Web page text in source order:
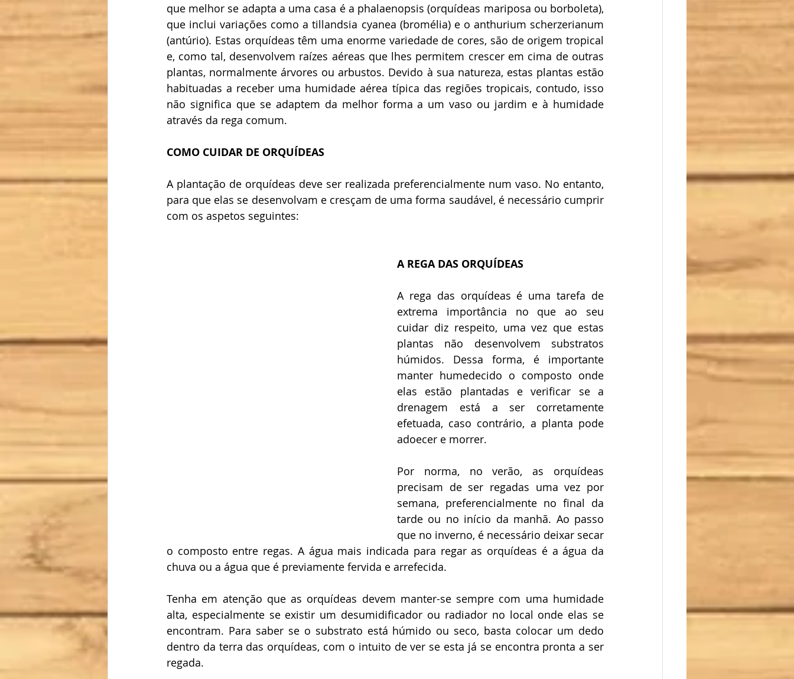
que melhor se adapta a uma casa é a phalaenopsis (orquídeas mariposa ou borboleta),
que inclui variações como a tillandsia cyanea (bromélia) e o anthurium scherzerianum
(antúrio). Estas orquídeas têm uma enorme variedade de cores, são de origem tropical
e, como tal, desenvolvem raízes aéreas que lhes permitem crescer em cima de outras
plantas, normalmente árvores ou arbustos. Devido à sua natureza, estas plantas estão
habituadas a receber uma humidade aérea típica das regiões tropicais, contudo, isso
não significa que se adaptem da melhor forma a um vaso ou jardim e à humidade
através da rega comum.
COMO CUIDAR DE ORQUÍDEAS
A plantação de orquídeas deve ser realizada preferencialmente num vaso. No entanto,
para que elas se desenvolvam e cresçam de uma forma saudável, é necessário cumprir
com os aspetos seguintes:
A REGA DAS ORQUÍDEAS
A rega das orquídeas é uma tarefa de
extrema importância no que ao seu
cuidar diz respeito, uma vez que estas
plantas não desenvolvem substratos
húmidos. Dessa forma, é importante
manter humedecido o composto onde
elas estão plantadas e verificar se a
drenagem está a ser corretamente
efetuada, caso contrário, a planta pode
adoecer e morrer.
Por norma, no verão, as orquídeas
precisam de ser regadas uma vez por
semana, preferencialmente no final da
tarde ou no início da manhã. Ao passo
que no inverno, é necessário deixar secar
o composto entre regas. A água mais indicada para regar as orquídeas é a água da
chuva ou a água que é previamente fervida e arrefecida.
Tenha em atenção que as orquídeas devem manter-se sempre com uma humidade
alta, especialmente se existir um desumidificador ou radiador no local onde elas se
encontram. Para saber se o substrato está húmido ou seco, basta colocar um dedo
dentro da terra das orquídeas, com o intuito de ver se esta já se encontra pronta a ser
regada.